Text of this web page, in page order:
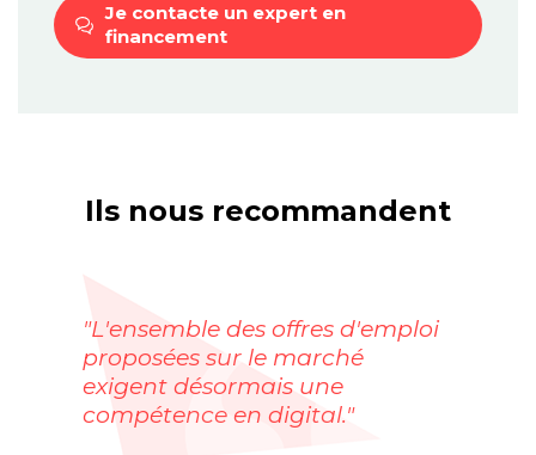
Je contacte un expert en
financement
Ils nous recommandent
"L'ensemble des offres d'emploi
proposées sur le marché
exigent désormais une
compétence en digital."